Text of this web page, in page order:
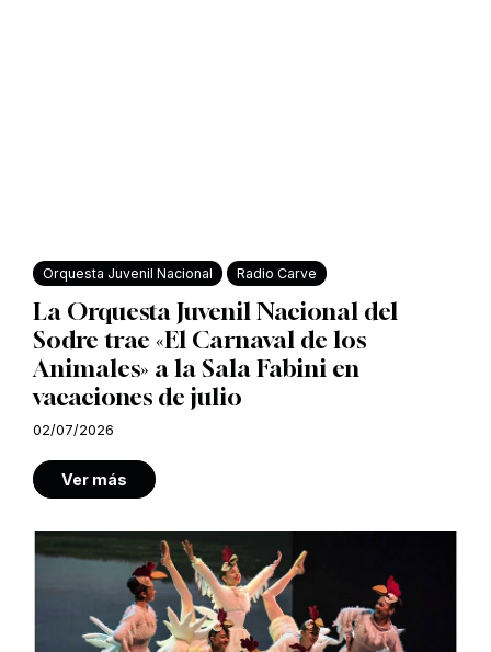
Orquesta Juvenil Nacional Radio Carve
La Orquesta Juvenil Nacional del
Sodre trae «El Carnaval de los
Animales» a la Sala Fabini en
vacaciones de julio
02/07/2026
Ver más